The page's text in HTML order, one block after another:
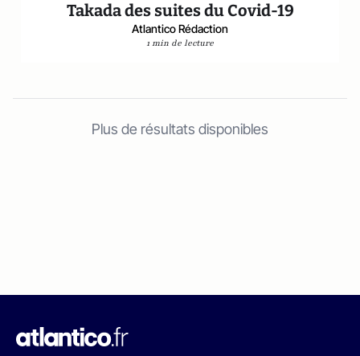
Takada des suites du Covid-19
Atlantico Rédaction
1 min de lecture
Plus de résultats disponibles